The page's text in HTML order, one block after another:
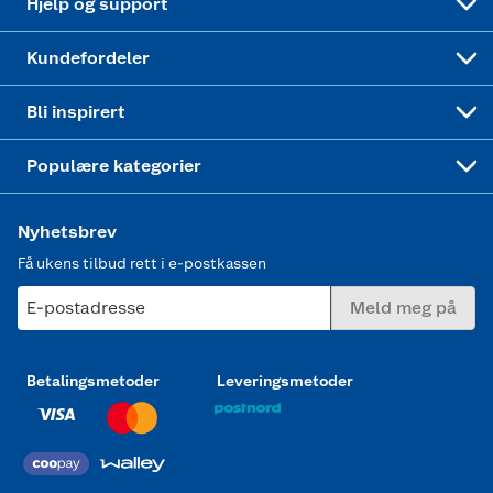
Hjelp og support
Kundefordeler
Bli inspirert
Populære kategorier
Nyhetsbrev
Få ukens tilbud rett i e-postkassen
E-postadresse Meld meg på
Betalingsmetoder Leveringsmetoder